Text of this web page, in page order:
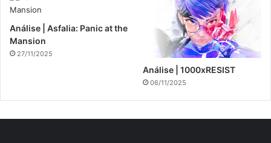
Análise | Asfalia: Panic at the
Mansion
27/11/2025
Análise | 1000xRESIST
06/11/2025